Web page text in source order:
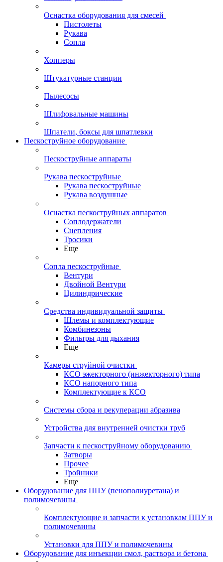
Оснастка оборудования для смесей
Пистолеты
Рукава
Сопла
Хопперы
Штукатурные станции
Пылесосы
Шлифовальные машины
Шпатели, боксы для шпатлевки
Пескоструйное оборудование
Пескоструйные аппараты
Рукава пескоструйные
Рукава пескоструйные
Рукава воздушные
Оснастка пескоструйных аппаратов
Соплодержатели
Сцепления
Тросики
Еще
Сопла пескоструйные
Вентури
Двойной Вентури
Цилиндрические
Средства индивидуальной защиты
Шлемы и комплектующие
Комбинезоны
Фильтры для дыхания
Еще
Камеры струйной очистки
КСО эжекторного (инжекторного) типа
КСО напорного типа
Комплектующие к КСО
Системы сбора и рекуперации абразива
Устройства для внутренней очистки труб
Запчасти к пескоструйному оборудованию
Затворы
Прочее
Тройники
Еще
Оборудование для ППУ (пенополиуретана) и
полимочевины
Комплектующие и запчасти к установкам ППУ и
полимочевины
Установки для ППУ и полимочевины
Оборудование для инъекции смол, раствора и бетона